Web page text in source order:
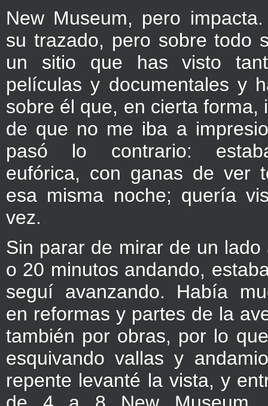
New Museum, pero
su trazado, pero sobre todo
un sitio que has visto
películas y documentales y
sobre él que, en cierta forma,
de que no me iba a
pasó lo contrario:
eufórica, con ganas de ver
esa misma noche; quería
vez.
Sin parar de mirar de un
o 20 minutos andando,
seguí avanzando. Había
en reformas y partes de la
también por obras, por lo
esquivando vallas y
repente levanté la vista, y